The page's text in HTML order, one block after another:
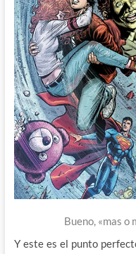
Bueno, «mas o
Y este es el punto